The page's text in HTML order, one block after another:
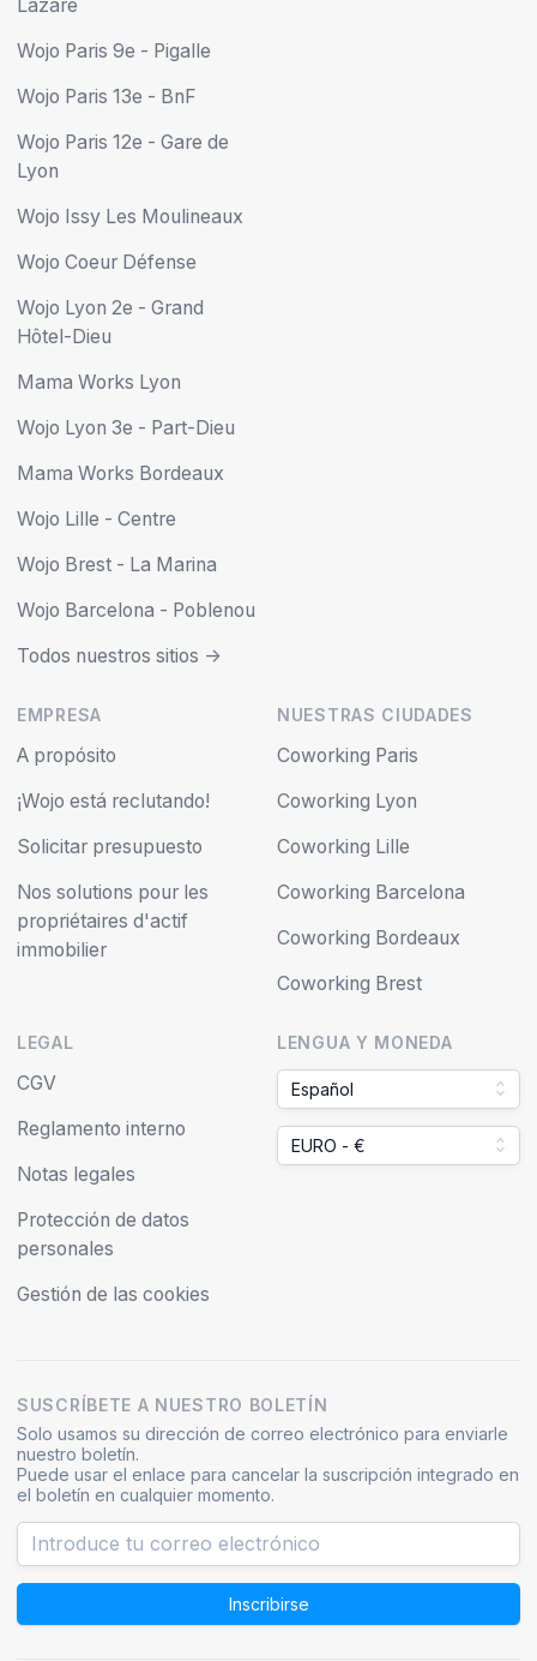
Lazare
Wojo Paris 9e - Pigalle
Wojo Paris 13e - BnF
Wojo Paris 12e - Gare de
Lyon
Wojo Issy Les Moulineaux
Wojo Coeur Défense
Wojo Lyon 2e - Grand
Hôtel-Dieu
Mama Works Lyon
Wojo Lyon 3e - Part-Dieu
Mama Works Bordeaux
Wojo Lille - Centre
Wojo Brest - La Marina
Wojo Barcelona - Poblenou
Todos nuestros sitios ->
EMPRESA
A propósito
¡Wojo está reclutando!
Solicitar presupuesto
Nos solutions pour les
propriétaires d'actif
immobilier
NUESTRAS CIUDADES
Coworking Paris
Coworking Lyon
Coworking Lille
Coworking Barcelona
Coworking Bordeaux
Coworking Brest
LEGAL
CGV
Reglamento interno
Notas legales
Protección de datos
personales
Gestión de las cookies
LENGUA Y MONEDA
Español
EURO - €
SUSCRÍBETE A NUESTRO BOLETÍN
Solo usamos su dirección de correo electrónico para enviarle
nuestro boletín.
Puede usar el enlace para cancelar la suscripción integrado en
el boletín en cualquier momento.
Inscribirse